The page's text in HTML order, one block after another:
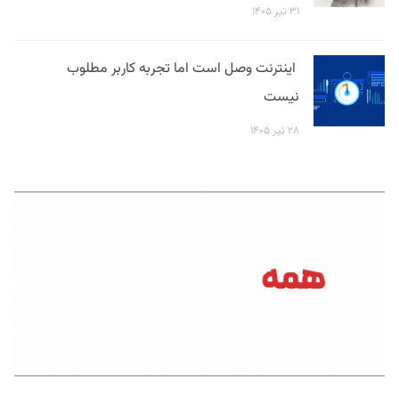
۳۱ تیر ۱۴۰۵
اینترنت وصل است اما تجربه کاربر مطلوب
نیست
۲۸ تیر ۱۴۰۵